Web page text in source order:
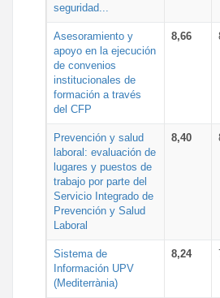
seguridad...
Asesoramiento y
apoyo en la ejecución
de convenios
institucionales de
formación a través
del CFP
8,66
Prevención y salud
laboral: evaluación de
lugares y puestos de
trabajo por parte del
Servicio Integrado de
Prevención y Salud
Laboral
8,40
Sistema de
Información UPV
(Mediterrània)
8,24